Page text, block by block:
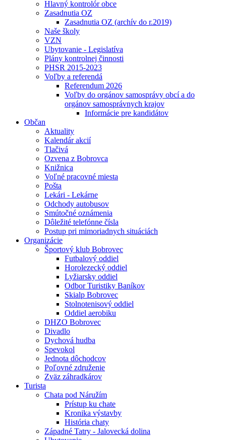
Hlavný kontrolór obce
Zasadnutia OZ
Zasadnutia OZ (archív do r.2019)
Naše školy
VZN
Ubytovanie - Legislatíva
Plány kontrolnej činnosti
PHSR 2015-2023
Voľby a referendá
Referendum 2026
Voľby do orgánov samosprávy obcí a do
orgánov samosprávnych krajov
Informácie pre kandidátov
Občan
Aktuality
Kalendár akcií
Tlačivá
Ozvena z Bobrovca
Knižnica
Voľné pracovné miesta
Pošta
Lekári - Lekárne
Odchody autobusov
Smútočné oznámenia
Dôležité telefónne čísla
Postup pri mimoriadnych situáciách
Organizácie
Športový klub Bobrovec
Futbalový oddiel
Horolezecký oddiel
Lyžiarsky oddiel
Odbor Turistiky Baníkov
Skialp Bobrovec
Stolnotenisový oddiel
Oddiel aerobiku
DHZO Bobrovec
Divadlo
Dychová hudba
Spevokol
Jednota dôchodcov
Poľovné združenie
Zväz záhradkárov
Turista
Chata pod Náružím
Prístup ku chate
Kronika výstavby
História chaty
Západné Tatry - Jalovecká dolina